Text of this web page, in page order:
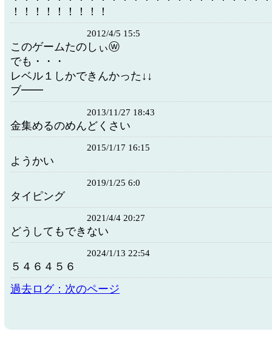
！！！！！！！！！
2012/4/5 15:5
このゲームたのしぃⓦ
でも・・・
レベル１しかできんかった↓↓
ブ━━
2013/11/27 18:43
金集めるのめんどくさい
2015/1/17 16:15
ようかい
2019/1/25 6:0
タイピング
2021/4/4 20:27
どうしてもできない
2024/1/13 22:54
５４６４５６
過去ログ：次のページ